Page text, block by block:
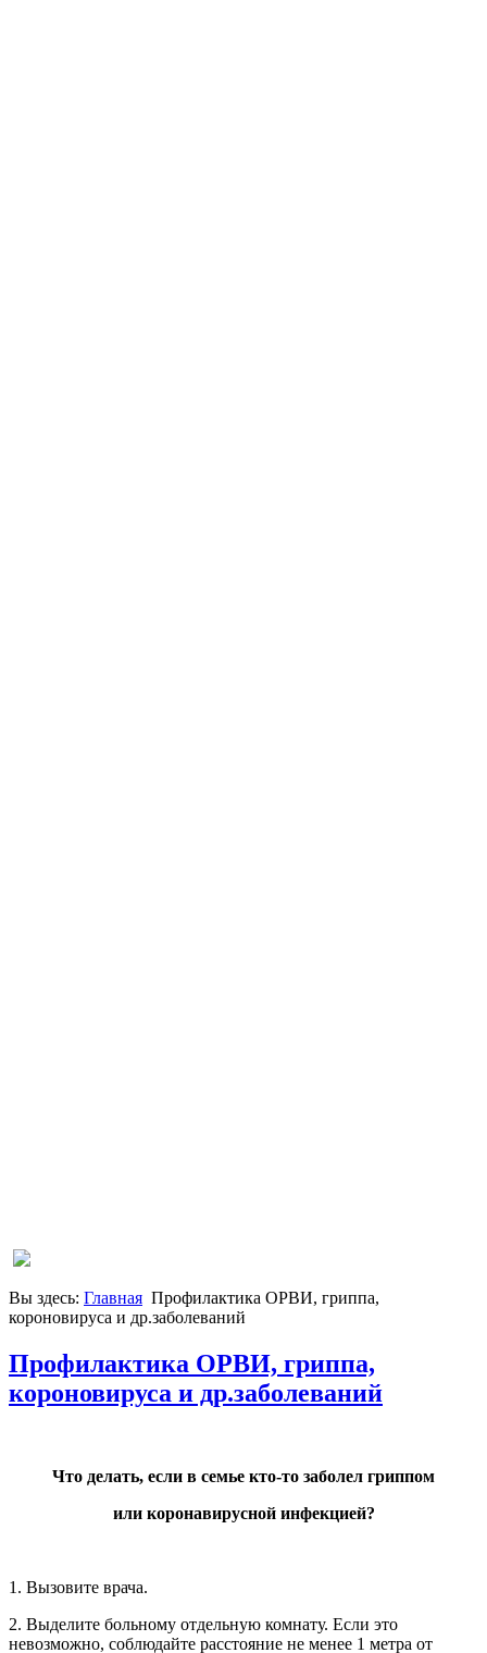
Вы здесь: Главная Профилактика ОРВИ, гриппа,
короновируса и др.заболеваний
Профилактика ОРВИ, гриппа,
короновируса и др.заболеваний
Что делать, если в семье кто-то заболел гриппом
или коронавирусной инфекцией?
1. Вызовите врача.
2. Выделите больному отдельную комнату. Если это
невозможно, соблюдайте расстояние не менее 1 метра от